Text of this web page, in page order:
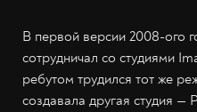
В первой версии 2008-ого
сотрудничал со студиями
ребутом трудился тот же
создавала другая студия —